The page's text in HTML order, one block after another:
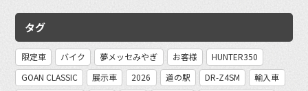
タグ
限定車 バイク 夢メッセみやぎ お客様
HUNTER350
GOAN CLASSIC
展示車 2026 道の駅 DR-Z4SM
輸入車